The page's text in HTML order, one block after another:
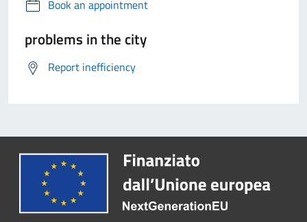
Book an appointment
problems in the city
Report inefficiency